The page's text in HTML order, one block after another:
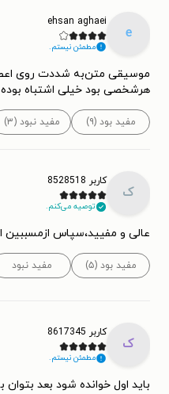
e
ehsan aghaei
مطمئن نیستم.
موسیقی متن‌به‌ شددت روی
هرشخصی بود خیلی اشتباه بوده‌
مفید بود (۹) مفید نبود (۳)
ک
کاربر 8528518
توصیه می‌کنم.
عالی و مفیید،سپاس ازمسببین
مفید بود (۵) مفید نبود
ک
کاربر 8617345
مطمئن نیستم.
باید اول خوانده شود بعد